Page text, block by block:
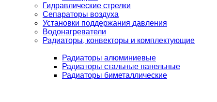
Гидравлические стрелки
Сепараторы воздуха
Установки поддержания давления
Водонагреватели
Радиаторы, конвекторы и комплектующие
Радиаторы алюминиевые
Радиаторы стальные панельные
Радиаторы биметаллические